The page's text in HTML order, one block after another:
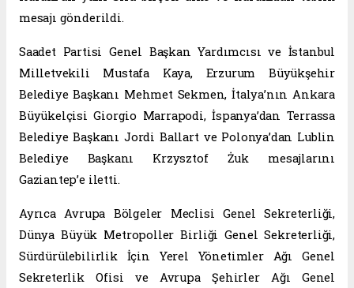
mesajı gönderildi.
Saadet Partisi Genel Başkan Yardımcısı ve İstanbul
Milletvekili Mustafa Kaya, Erzurum Büyükşehir
Belediye Başkanı Mehmet Sekmen, İtalya’nın Ankara
Büyükelçisi Giorgio Marrapodi, İspanya’dan Terrassa
Belediye Başkanı Jordi Ballart ve Polonya’dan Lublin
Belediye Başkanı Krzysztof Żuk mesajlarını
Gaziantep’e iletti.
Ayrıca Avrupa Bölgeler Meclisi Genel Sekreterliği,
Dünya Büyük Metropoller Birliği Genel Sekreterliği,
Sürdürülebilirlik İçin Yerel Yönetimler Ağı Genel
Sekreterlik Ofisi ve Avrupa Şehirler Ağı Genel